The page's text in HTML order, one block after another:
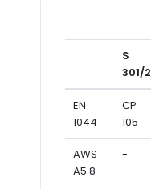
S
301/2
EN
1044
CP
105
AWS
A5.8
-